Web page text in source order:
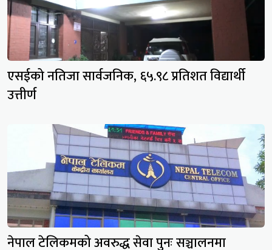
एसईको नतिजा सार्वजनिक, ६५.९८ प्रतिशत विद्यार्थी
उत्तीर्ण
नेपाल टेलिकमको अवरुद्ध सेवा पुनः सञ्चालनमा